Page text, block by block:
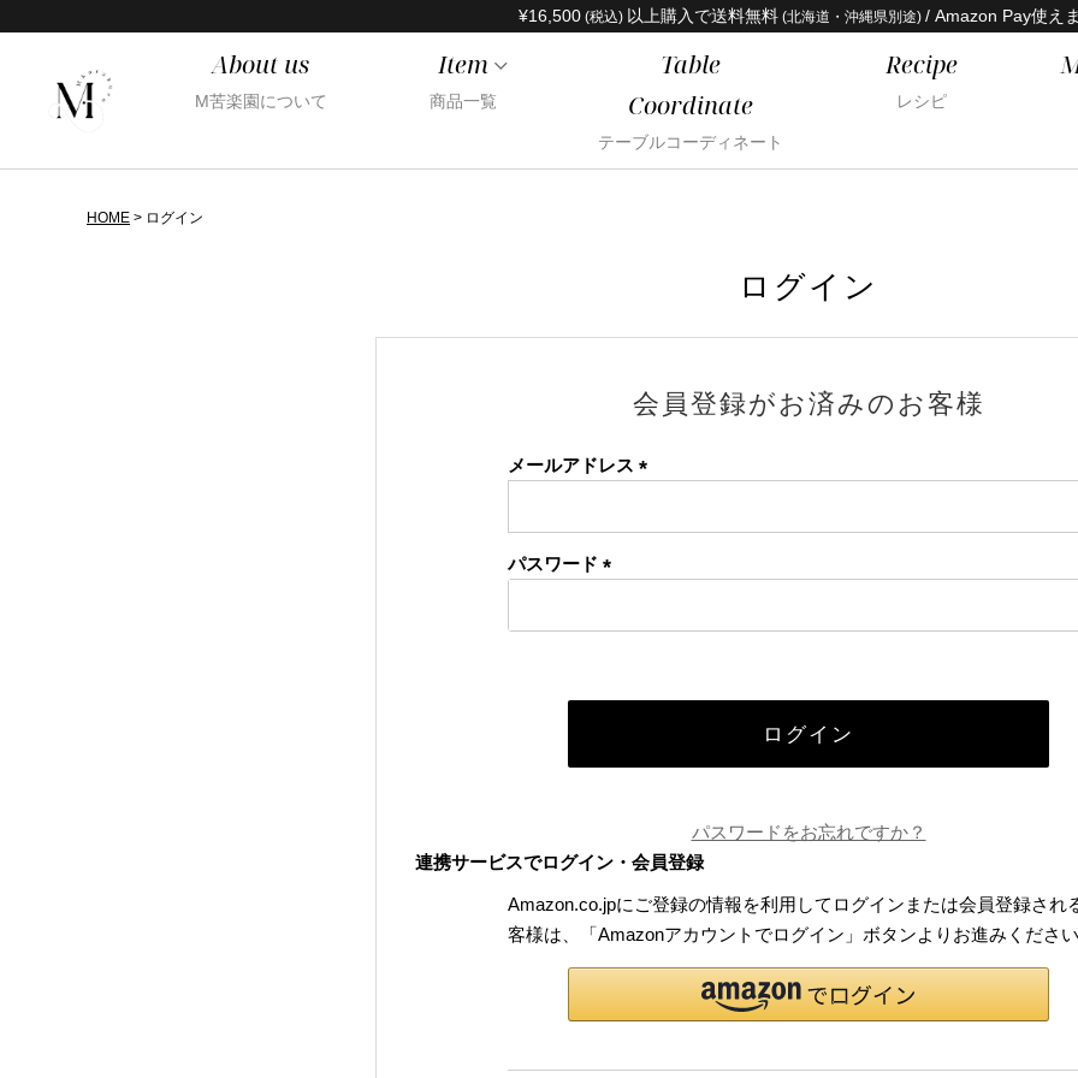
¥16,500 (税込) 以上購入で送料無料 (北海道・沖縄県別途) / Amazon Pay使え
About us
M苦楽園について
Item
商品一覧
Table
Coordinate
テーブルコーディネート
Recipe
レシピ
HOME ログイン
ログイン
会員登録がお済みのお客様
メールアドレス
須)
パスワード
須)
ログイン
パスワードをお忘れですか？
連携サービスでログイン・会員登録
Amazon.co.jpにご登録の情報を利用してログインまたは会員登録され
客様は、「Amazonアカウントでログイン」ボタンよりお進みください